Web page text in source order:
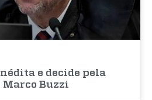
e decide pela
Marco Buzzi